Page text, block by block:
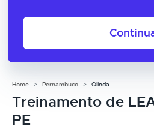
Home Pernambuco Olinda
Treinamento de
PE